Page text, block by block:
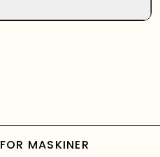
FOR MASKINER